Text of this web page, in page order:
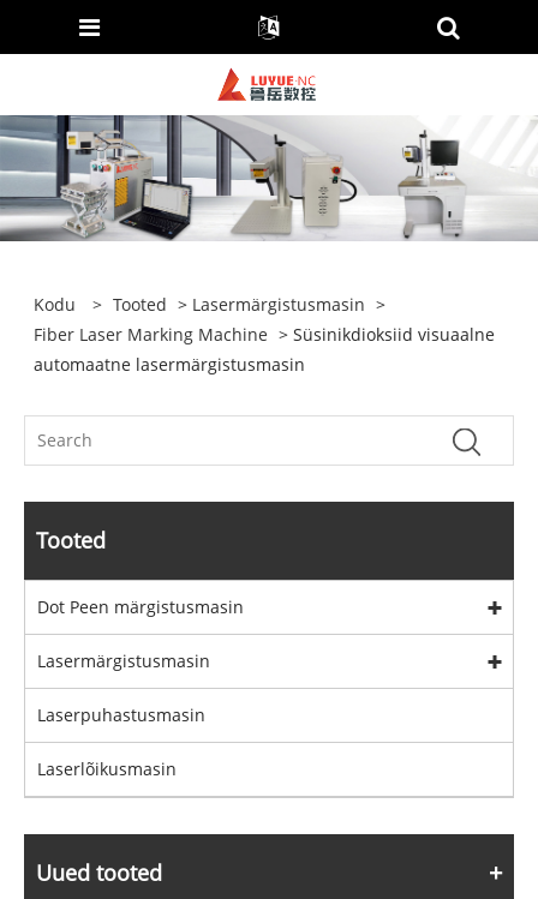
Kodu > Tooted > Lasermärgistusmasin >
Fiber Laser Marking Machine > Süsinikdioksiid visuaalne
automaatne lasermärgistusmasin
Tooted
Dot Peen märgistusmasin
Lasermärgistusmasin
Laserpuhastusmasin
Laserlõikusmasin
Uued tooted